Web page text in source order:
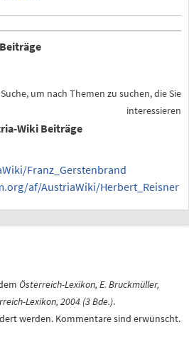
um nach Themen zu suchen, die Sie
interessieren
Wiki Beiträge
Franz_Gerstenbrand
af/AustriaWiki/Herbert_Reisner
Österreich-Lexikon, E. Bruckmüller,
Lexikon, 2004 (3 Bde.).
werden. Kommentare sind erwünscht.